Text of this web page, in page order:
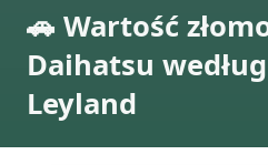
🚗 Wartość
Daihatsu
Leyland